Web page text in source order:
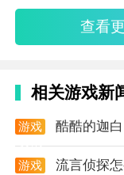
查看
相关游戏新
游戏
酷酷的迦
游戏
流言侦探